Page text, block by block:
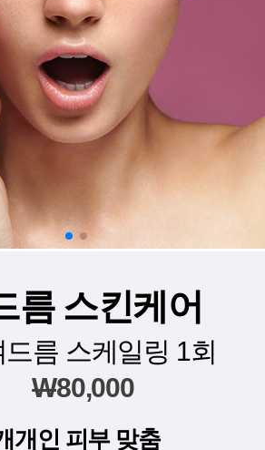
름 스킨케어
드름 스케일링 1회
W80,000
개인 피부 맞춤